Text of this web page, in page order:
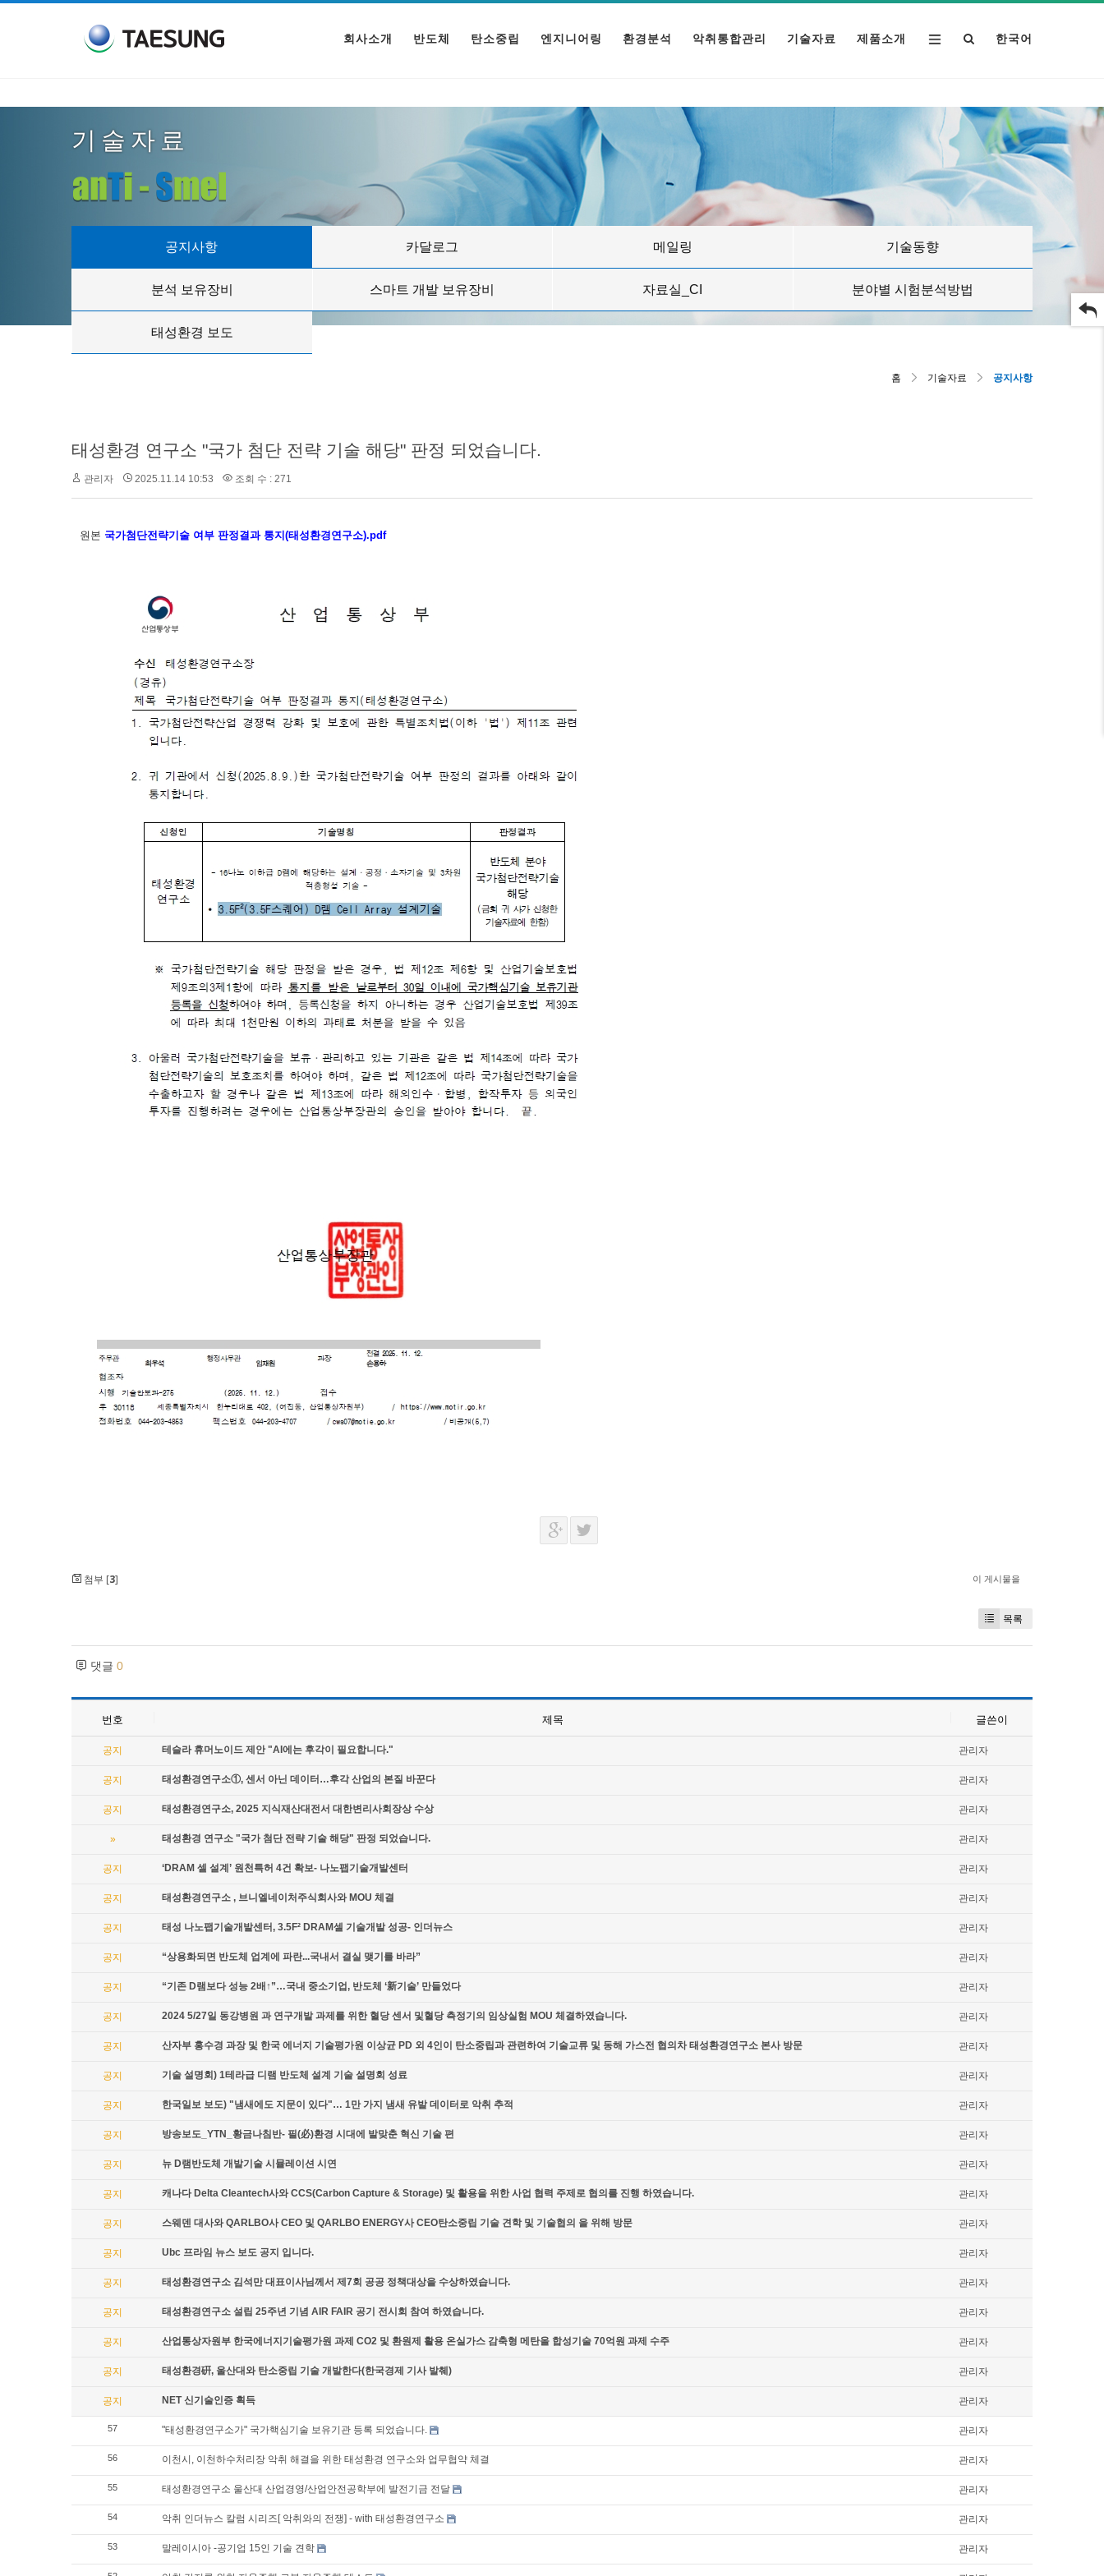
회사소개 반도체 탄소중립 엔지니어링 환경분석 악취통합관리 기술자료 제품소개 한국어
기술자료
공지사항 카달로그 메일링 기술동향
분석 보유장비 스마트 개발 보유장비 자료실_CI 분야별 시험분석방법
태성환경 보도
홈 기술자료 공지사항
태성환경 연구소 "국가 첨단 전략 기술 해당" 판정 되었습니다.
관리자 2025.11.14 10:53 조회 수 : 271
원본 국가첨단전략기술 여부 판정결과 통지(태성환경연구소).pdf
첨부 [3] 이 게시물을
목록
댓글 0
번호 제목 글쓴이
공지 테슬라 휴머노이드 제안 "AI에는 후각이 필요합니다." 관리자
공지 태성환경연구소①, 센서 아닌 데이터…후각 산업의 본질 바꾼다 관리자
공지 태성환경연구소, 2025 지식재산대전서 대한변리사회장상 수상 관리자
» 태성환경 연구소 "국가 첨단 전략 기술 해당" 판정 되었습니다. 관리자
공지 ‘DRAM 셀 설계’ 원천특허 4건 확보- 나노팹기술개발센터 관리자
공지 태성환경연구소 , 브니엘네이처주식회사와 MOU 체결 관리자
공지 태성 나노팹기술개발센터, 3.5F² DRAM셀 기술개발 성공- 인더뉴스 관리자
공지 “상용화되면 반도체 업계에 파란...국내서 결실 맺기를 바라” 관리자
공지 “기존 D램보다 성능 2배↑”…국내 중소기업, 반도체 ‘新기술’ 만들었다 관리자
공지 2024 5/27일 동강병원 과 연구개발 과제를 위한 혈당 센서 및혈당 측정기의 임상실험 MOU 체결하였습니다. 관리자
공지 산자부 홍수경 과장 및 한국 에너지 기술평가원 이상균 PD 외 4인이 탄소중립과 관련하여 기술교류 및 동해 가스전 협의차 태성환경연구소 본사 방문 관리자
공지 기술 설명회) 1테라급 디램 반도체 설계 기술 설명회 성료 관리자
공지 한국일보 보도) "냄새에도 지문이 있다"… 1만 가지 냄새 유발 데이터로 악취 추적 관리자
공지 방송보도_YTN_황금나침반- 필(必)환경 시대에 발맞춘 혁신 기술 편 관리자
공지 뉴 D램반도체 개발기술 시뮬레이션 시연 관리자
공지 캐나다 Delta Cleantech사와 CCS(Carbon Capture & Storage) 및 활용을 위한 사업 협력 주제로 협의를 진행 하였습니다. 관리자
공지 스웨덴 대사와 QARLBO사 CEO 및 QARLBO ENERGY사 CEO탄소중립 기술 견학 및 기술협의 을 위해 방문 관리자
공지 Ubc 프라임 뉴스 보도 공지 입니다. 관리자
공지 태성환경연구소 김석만 대표이사님께서 제7회 공공 정책대상을 수상하였습니다. 관리자
공지 태성환경연구소 설립 25주년 기념 AIR FAIR 공기 전시회 참여 하였습니다. 관리자
공지 산업통상자원부 한국에너지기술평가원 과제 CO2 및 환원제 활용 온실가스 감축형 메탄올 합성기술 70억원 과제 수주 관리자
공지 태성환경硏, 울산대와 탄소중립 기술 개발한다(한국경제 기사 발췌) 관리자
공지 NET 신기술인증 획득 관리자
57 "태성환경연구소가" 국가핵심기술 보유기관 등록 되었습니다. 관리자
56 이천시, 이천하수처리장 악취 해결을 위한 태성환경 연구소와 업무협약 체결 관리자
55 태성환경연구소 울산대 산업경영/산업안전공학부에 발전기금 전달 관리자
54 악취 인더뉴스 칼럼 시리즈[ 악취와의 전쟁] - with 태성환경연구소 관리자
53 말레이시아 -공기업 15인 기술 견학 관리자